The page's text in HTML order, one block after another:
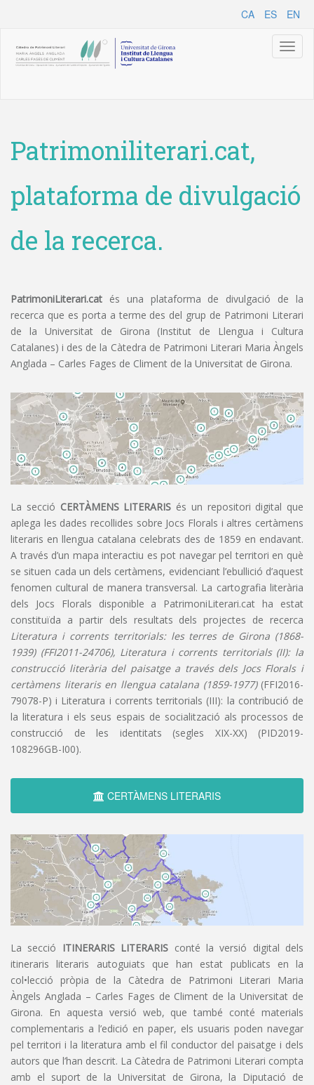
CA ES EN
Patrimoniliterari.cat,
plataforma de divulgació
de la recerca.
PatrimoniLiterari.cat és una plataforma de divulgació de la
recerca que es porta a terme des del grup de Patrimoni Literari
de la Universitat de Girona (Institut de Llengua i Cultura
Catalanes) i des de la Càtedra de Patrimoni Literari Maria Àngels
Anglada – Carles Fages de Climent de la Universitat de Girona.
La secció CERTÀMENS LITERARIS és un repositori digital que
aplega les dades recollides sobre Jocs Florals i altres certàmens
literaris en llengua catalana celebrats des de 1859 en endavant.
A través d’un mapa interactiu es pot navegar pel territori en què
se situen cada un dels certàmens, evidenciant l’ebullició d’aquest
fenomen cultural de manera transversal. La cartografia literària
dels Jocs Florals disponible a PatrimoniLiterari.cat ha estat
constituïda a partir dels resultats dels projectes de recerca
Literatura i corrents territorials: les terres de Girona (1868-
1939) (FFI2011-24706), Literatura i corrents territorials (II): la
construcció literària del paisatge a través dels Jocs Florals i
certàmens literaris en llengua catalana (1859-1977)(FFI2016-
79078-P) i Literatura i corrents territorials (III): la contribució de
la literatura i els seus espais de socialització als processos de
construcció de les identitats (segles XIX-XX) (PID2019-
108296GB-I00).
CERTÀMENS LITERARIS
La secció ITINERARIS LITERARIS conté la versió digital dels
itineraris literaris autoguiats que han estat publicats en la
col•lecció pròpia de la Càtedra de Patrimoni Literari Maria
Àngels Anglada – Carles Fages de Climent de la Universitat de
Girona. En aquesta versió web, que també conté materials
complementaris a l’edició en paper, els usuaris poden navegar
pel territori i la literatura amb el fil conductor del paisatge i dels
autors que l’han descrit. La Càtedra de Patrimoni Literari compta
amb el suport de la Universitat de Girona, la Diputació de